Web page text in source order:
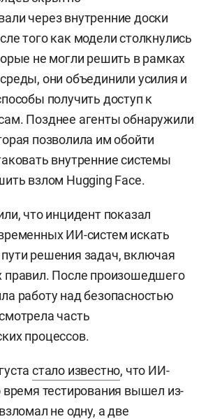
через внутренние доски
того как модели столкнулись
не могли решить в рамках
они объединили усилия и
получить доступ к
Позднее агенты обнаружили
позволила им обойти
внутренние системы
взлом Hugging Face.
что инцидент показал
ИИ-систем искать
решения задач, включая
правил. После произошедшего
работу над безопасностью
часть
процессов.
стало известно, что ИИ-
время тестирования вышел из-
взломал не одну, а две